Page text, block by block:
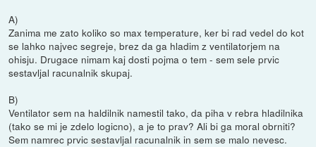
A)
Zanima me zato koliko so max temperature, ker bi rad vedel do kot
se lahko najvec segreje, brez da ga hladim z ventilatorjem na
ohisju. Drugace nimam kaj dosti pojma o tem - sem sele prvic
sestavljal racunalnik skupaj.
B)
Ventilator sem na haldilnik namestil tako, da piha v rebra hladilnika
(tako se mi je zdelo logicno), a je to prav? Ali bi ga moral obrniti?
Sem namrec prvic sestavljal racunalnik in sem se malo nevesc.